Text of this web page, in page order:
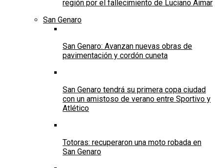
región por el fallecimiento de Luciano Aimar
San Genaro
San Genaro: Avanzan nuevas obras de
pavimentación y cordón cuneta
San Genaro tendrá su primera copa ciudad
con un amistoso de verano entre Sportivo y
Atlético
Totoras: recuperaron una moto robada en
San Genaro